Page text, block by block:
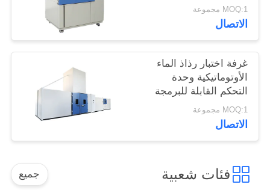
MOQ:1 مجموعة
الاتصال
غرفة اختبار رذاذ الماء
الأوتوماتيكية وحدة
التحكم القابلة للبرمجة
MIL STD 810
MOQ:1 مجموعة
الاتصال
فئات شعبية جميع